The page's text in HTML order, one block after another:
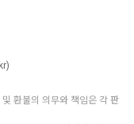
)
환불의 의무와 책임은 각 판